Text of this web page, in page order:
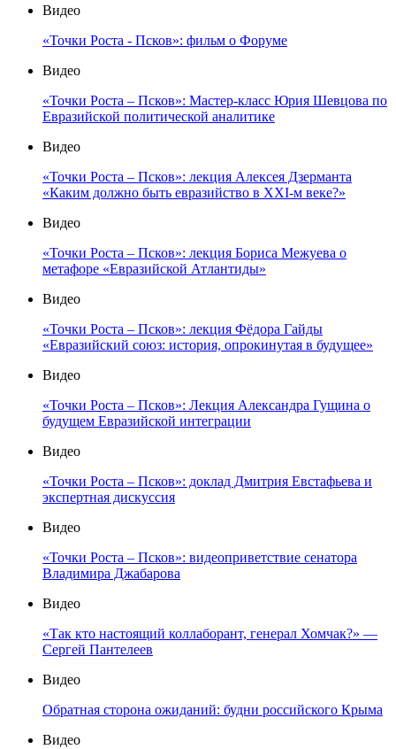
Видео
«Точки Роста - Псков»: фильм о Форуме
Видео
«Точки Роста – Псков»: Мастер-класс Юрия Шевцова по
Евразийской политической аналитике
Видео
«Точки Роста – Псков»: лекция Алексея Дзерманта
«Каким должно быть евразийство в XXI-м веке?»
Видео
«Точки Роста – Псков»: лекция Бориса Межуева о
метафоре «Евразийской Атлантиды»
Видео
«Точки Роста – Псков»: лекция Фёдора Гайды
«Евразийский союз: история, опрокинутая в будущее»
Видео
«Точки Роста – Псков»: Лекция Александра Гущина о
будущем Евразийской интеграции
Видео
«Точки Роста – Псков»: доклад Дмитрия Евстафьева и
экспертная дискуссия
Видео
«Точки Роста – Псков»: видеоприветствие сенатора
Владимира Джабарова
Видео
«Так кто настоящий коллаборант, генерал Хомчак?» —
Сергей Пантелеев
Видео
Обратная сторона ожиданий: будни российского Крыма
Видео